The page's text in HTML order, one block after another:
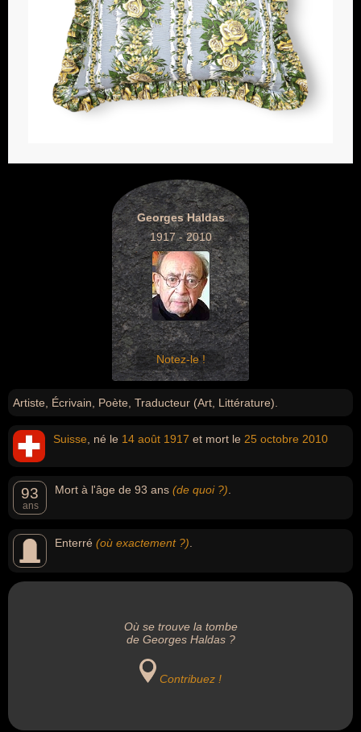
Georges Haldas
1917 - 2010
Notez-le !
Artiste, Écrivain, Poète, Traducteur (Art, Littérature).
Suisse , né le 14 août 1917 et mort le 25 octobre 2010
93
ans
Mort à l'âge de 93 ans (de quoi ?)
Enterré (où exactement ?)
Où se trouve la tombe
de Georges Haldas ?
Contribuez !